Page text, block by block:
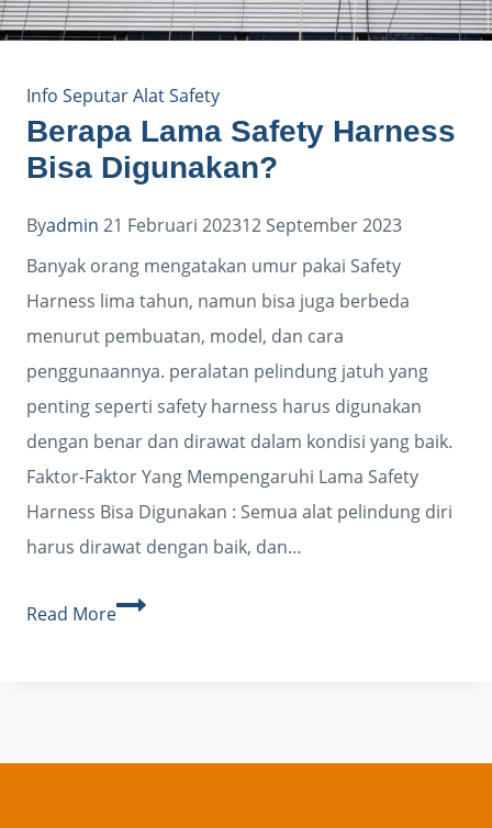
Info Seputar Alat Safety
Berapa Lama Safety Harness
Bisa Digunakan?
Byadmin 21 Februari 202312 September 2023
Banyak orang mengatakan umur pakai Safety
Harness lima tahun, namun bisa juga berbeda
menurut pembuatan, model, dan cara
penggunaannya. peralatan pelindung jatuh yang
penting seperti safety harness harus digunakan
dengan benar dan dirawat dalam kondisi yang baik.
Faktor-Faktor Yang Mempengaruhi Lama Safety
Harness Bisa Digunakan : Semua alat pelindung diri
harus dirawat dengan baik, dan…
Read MoreBerapa